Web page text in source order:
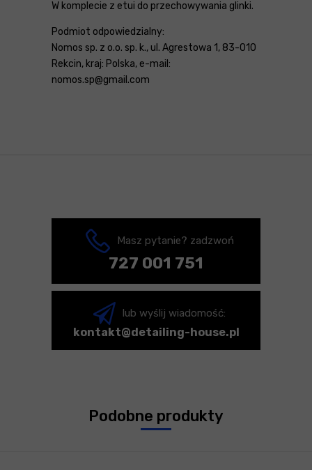
W komplecie z etui do przechowywania glinki.
Podmiot odpowiedzialny:
Nomos sp. z o.o. sp. k., ul. Agrestowa 1, 83-010
Rekcin, kraj: Polska, e-mail:
nomos.sp@gmail.com
Masz pytanie? zadzwoń
727 001 751
lub wyślij wiadomość:
kontakt@detailing-house.pl
Podobne produkty